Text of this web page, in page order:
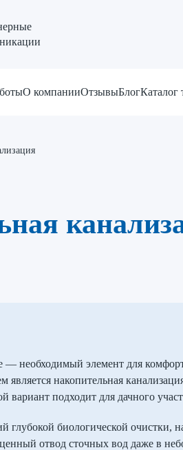
О компанииОтзывыБлогКаталог
— необходимый элемент для
накопительная
вариант подходит для дачного
глубокой биологической очистки,
отвод сточных вод даже в